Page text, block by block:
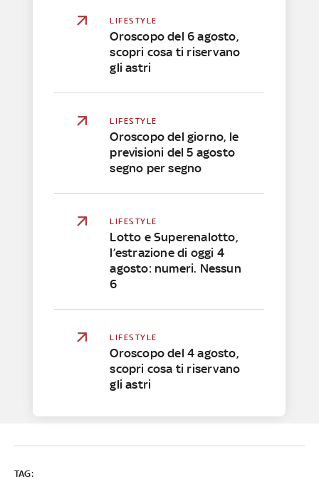
LIFESTYLE
Oroscopo del 6 agosto,
scopri cosa ti riservano
gli astri
LIFESTYLE
Oroscopo del giorno, le
previsioni del 5 agosto
segno per segno
LIFESTYLE
Lotto e Superenalotto,
l’estrazione di oggi 4
agosto: numeri. Nessun
6
LIFESTYLE
Oroscopo del 4 agosto,
scopri cosa ti riservano
gli astri
TAG: